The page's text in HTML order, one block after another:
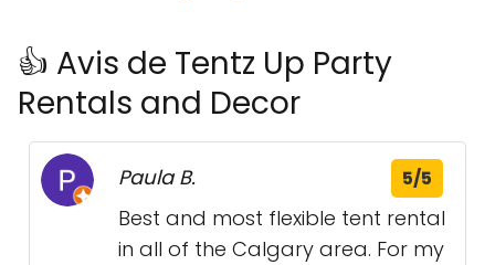
👍 Avis de Tentz Up Party
Rentals and Decor
Paula B. 5/5
Best and most flexible tent rental
in all of the Calgary area. For my